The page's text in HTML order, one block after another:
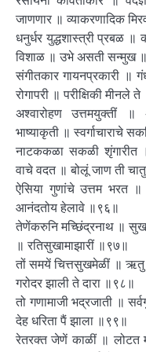
जाणणार ॥ व्याकरणादिक
धनुर्धर युद्धशास्त्री प्रबळ
विशाळ ॥ उभे असती सन्मुख
संगीतकार गायनप्रकारी ॥
रोगापरी ॥ परीक्षिकी मीनले
अश्वारोहण उत्तमयुक्तीं
भाष्याकृती ॥ स्वर्गाचाराचे
नाटककळा सकळी
वाचे वदत ॥ बोलूं जाण ती
ऐसिया गुणांचे उत्तम भरत
आनंदतोय हेलावे ॥९६॥
तेणेंकरुनि मच्छिंद्रनाथ ॥
॥ रतिसुखामाझारीं ॥९७॥
तों समयें चित्तसुखमेळीं ॥ ऋतु
गरोदर झाली ते दारा ॥९८॥
तो गणामाजी भद्रजाती ॥
देह धरिता पैं झाला ॥९९॥
रेतरक्त जेणें काळीं ॥ लोटत